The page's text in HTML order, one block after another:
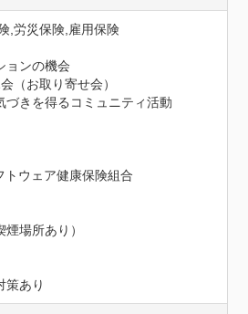
,労災保険,雇用保険
ョンの機会
（お取り寄せ会）
づきを得るコミュニティ活動
ウェア健康保険組合
場所あり）
策あり